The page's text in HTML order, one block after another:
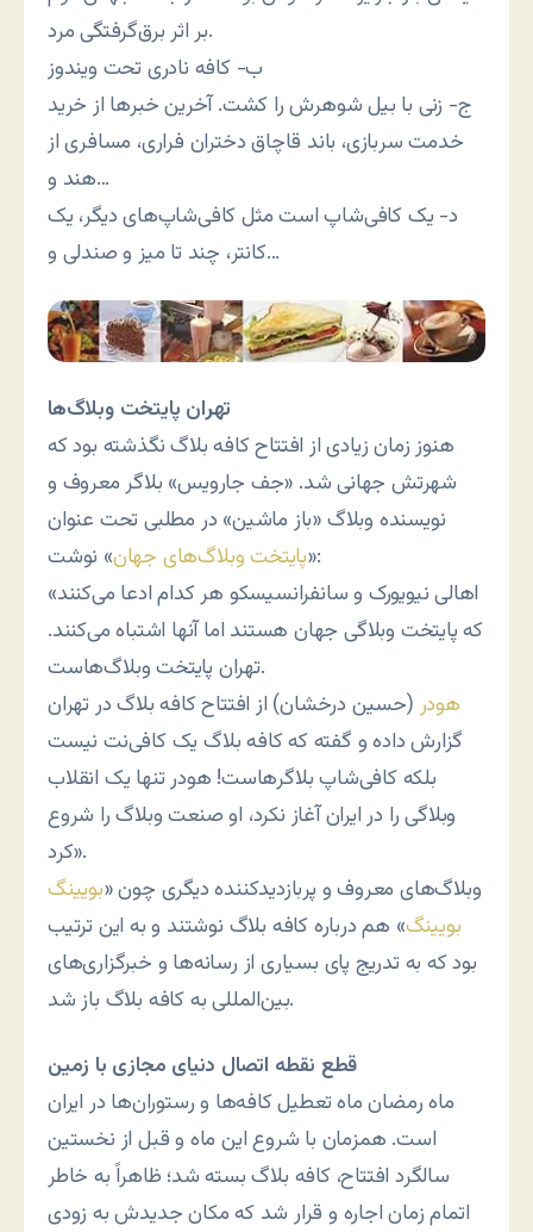
بر اثر برق‌گرفتگی مرد.
ب- کافه نادری تحت ویندوز
ج- زنی با بیل شوهرش را کشت. آخرین خبرها از خرید
خدمت سربازی، باند قاچاق دختران فراری، مسافری از
هند و…
د- یک کافی‌شاپ است مثل کافی‌شاپ‌های دیگر، یک
کانتر، چند تا میز و صندلی و…
تهران پایتخت وبلاگ‌ها
هنوز زمان زیادی از افتتاح کافه بلاگ نگذشته بود که
شهرتش جهانی شد. «جف جارویس» بلاگر معروف و
نویسنده وبلاگ «باز ماشین» در مطلبی تحت عنوان
«پایتخت وبلاگ‌های جهان » نوشت:
«اهالی نیویورک و سانفرانسیسکو هر کدام ادعا می‌کنند
که پایتخت وبلاگی جهان هستند اما آنها اشتباه می‌کنند.
تهران پایتخت وبلاگ‌هاست.
هودر (حسین درخشان) از افتتاح کافه بلاگ در تهران
گزارش داده و گفته که کافه بلاگ یک کافی‌نت نیست
بلکه کافی‌شاپ بلاگرهاست! هودر تنها یک انقلاب
وبلاگی را در ایران آغاز نکرد، او صنعت وبلاگ را شروع
کرد».
وبلاگ‌های معروف و پربازدیدکننده دیگری چون «بویینگ
بویینگ» هم درباره کافه بلاگ نوشتند و به این ترتیب
بود که به تدریج پای بسیاری از رسانه‌ها و خبرگزاری‌های
بین‌المللی به کافه بلاگ باز شد.
قطع نقطه اتصال دنیای مجازی با زمین
ماه رمضان ماه تعطیل کافه‌ها و رستوران‌ها در ایران
است. همزمان با شروع این ماه و قبل از نخستین
سالگرد افتتاح، کافه بلاگ بسته شد؛ ظاهراً به خاطر
اتمام زمان اجاره و قرار شد که مکان جدیدش به زودی